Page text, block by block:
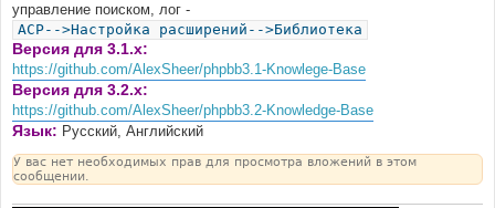
управление поиском, лог -
ACP-->Настройка расширений-->Библиотека
Версия для 3.1.x:
https://github.com/AlexSheer/phpbb3.1-Knowlege-Base
Версия для 3.2.x:
https://github.com/AlexSheer/phpbb3.2-Knowledge-Base
Язык: Русский, Английский
У вас нет необходимых прав для просмотра вложений в этом
сообщении.